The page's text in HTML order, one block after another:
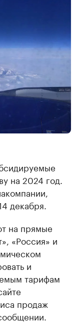
на 2024 год.
декабря.
на прямые
«Россия» и
и
тарифам
продаж